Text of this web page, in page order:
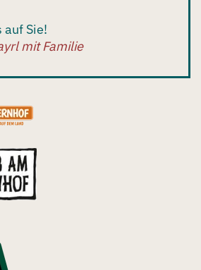
auf Sie!
mit Familie